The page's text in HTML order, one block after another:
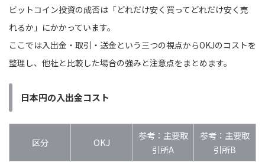
ビットコイン投資の成否は「どれだけ安く買ってどれだけ安く売
れるか」にかかっています。
ここでは入出金・取引・送金という三つの視点からOKJのコストを
整理し、他社と比較した場合の強みと注意点をまとめます。
日本円の入出金コスト
区分 OKJ
参考：主要取
引所A
参考：主要取
引所B